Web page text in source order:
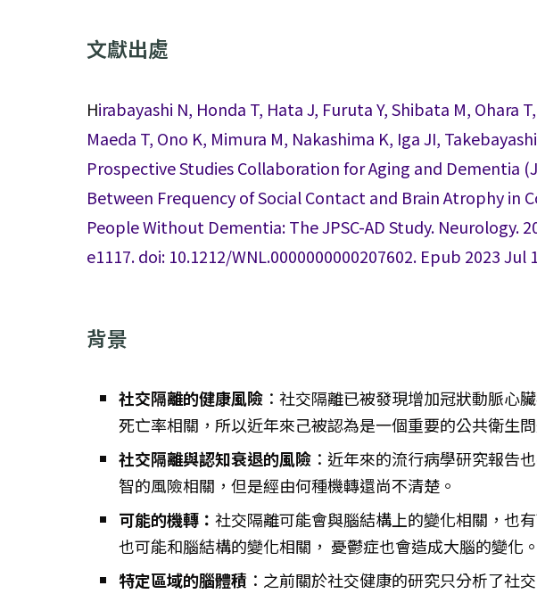
文獻出處
Hirabayashi N, Honda T, Hata J, Furuta Y, Shibata M, Ohara
Maeda T, Ono K, Mimura M, Nakashima K, Iga JI,
Prospective Studies Collaboration for Aging and Dementia
Between Frequency of Social Contact and Brain Atrophy in
People Without Dementia: The JPSC-AD Study. Neurology.
e1117. doi: 10.1212/WNL.0000000000207602. Epub 2023 Jul
背景
社交隔離的健康風險 ：社交隔離已被發現增加冠狀動脈心
死亡率相關，所以近年來己被認為是一個重要的公共衛生問
社交隔離與認知衰退的風險 ：近年來的流行病學研究報告
智的風險相關，但是經由何種機轉還尚不清楚。
可能的機轉： 社交隔離可能會與腦結構上的變化相關，也
也可能和腦結構的變化相關， 憂鬱症也會造成大腦的變化。
特定區域的腦體積 ：之前關於社交健康的研究只分析了社